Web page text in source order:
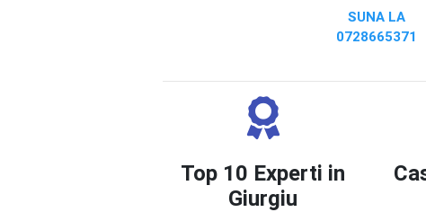
SUNA LA
0728665371
Top 10 Experti in
Giurgiu